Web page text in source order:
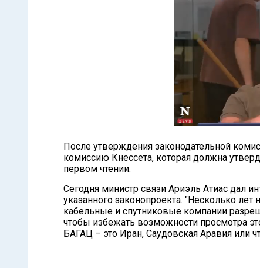
После утверждения законодательной
комиссию Кнессета, которая должна
первом чтении.
Сегодня министр связи Ариэль Атиас дал
указанного законопроекта. "Несколько
кабельные и спутниковые компании
чтобы избежать возможности просмотра
БАГАЦ – это Иран, Саудовская Аравия или